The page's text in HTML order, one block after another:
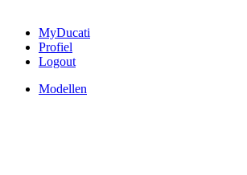
MyDucati
Profiel
Logout
Modellen